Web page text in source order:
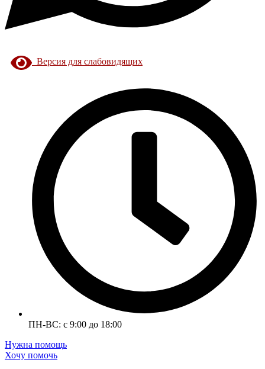
Версия для слабовидящих
ПН-ВС: с 9:00 до 18:00
Нужна помощь
Хочу помочь